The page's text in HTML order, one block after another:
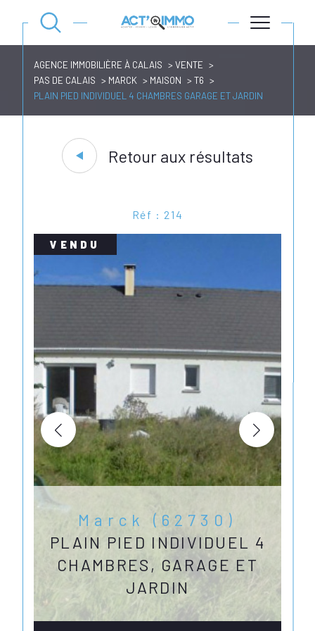
AGENCE IMMOBILIÈRE À CALAIS
VENTE
PAS DE CALAIS
MARCK MAISON
T6
PLAIN PIED INDIVIDUEL 4 CHAMBRES GARAGE ET JARDIN
Retour aux résultats
Réf : 214
VENDU
Marck (62730)
PLAIN PIED INDIVIDUEL 4
CHAMBRES, GARAGE ET
JARDIN